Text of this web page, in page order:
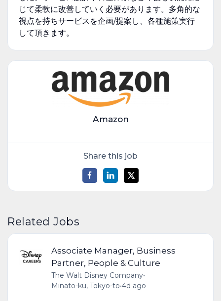
じて柔軟に改善していく必要があります。多角的な
視点を持ちサービスを企画/提案し、各種施策実行
して頂きます。
Amazon
Share this job
Related Jobs
Associate Manager, Business
Partner, People & Culture
The Walt Disney Company•
Minato-ku, Tokyo-to•4d ago